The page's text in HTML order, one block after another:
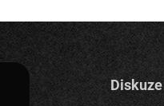
Diskuze